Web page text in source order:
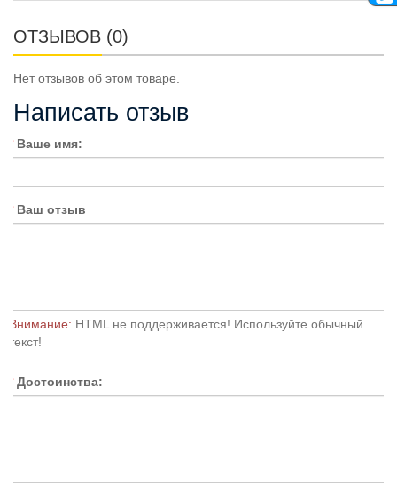
ОТЗЫВОВ (0)
Нет отзывов об этом товаре.
Написать отзыв
Ваше имя:
Ваш отзыв
Внимание: HTML не поддерживается! Используйте обычный
текст!
Достоинства: